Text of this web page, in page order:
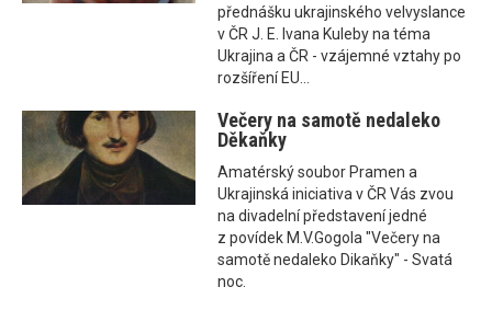
přednášku ukrajinského velvyslance
v ČR J. E. Ivana Kuleby na téma
Ukrajina a ČR - vzájemné vztahy po
rozšíření EU...
Večery na samotě nedaleko
Děkaňky
Amatérský soubor Pramen a
Ukrajinská iniciativa v ČR Vás zvou
na divadelní představení jedné
z povídek M.V.Gogola "Večery na
samotě nedaleko Dikaňky" - Svatá
noc.